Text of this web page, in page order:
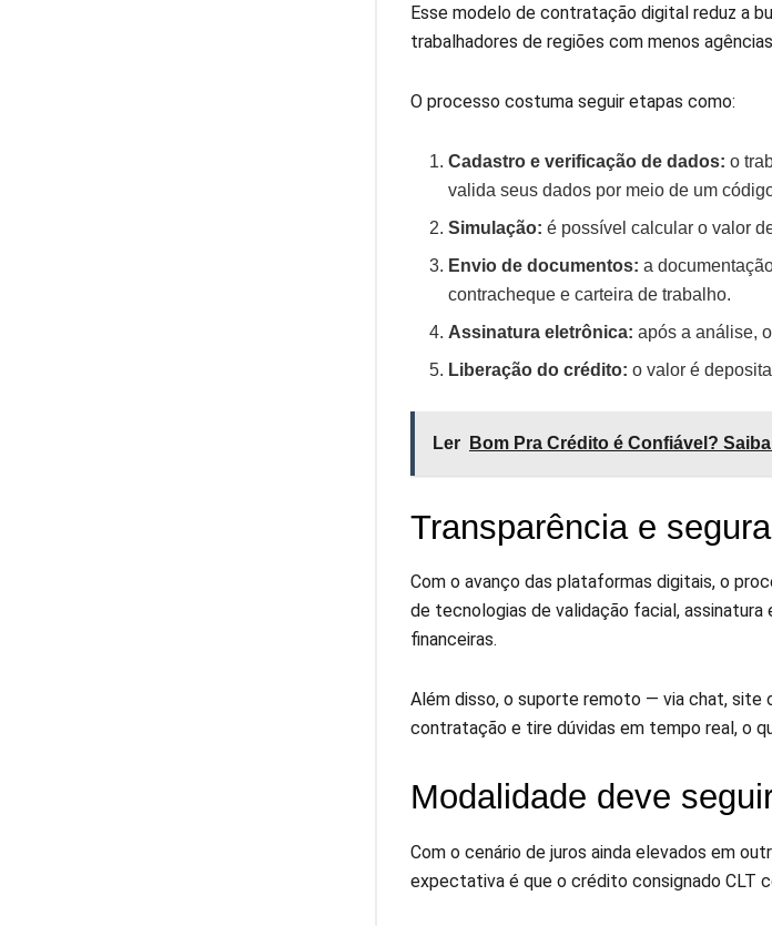
Esse modelo de contratação digital reduz a
trabalhadores de regiões com menos
O processo costuma seguir etapas como:
Cadastro e verificação de dados: o
valida seus dados por meio de um
Simulação: é possível calcular o valor
Envio de documentos: a
contracheque e carteira de trabalho.
Assinatura eletrônica: após a análise,
Liberação do crédito: o valor é
Ler Bom Pra Crédito é Confiável?
Transparência e
Com o avanço das plataformas digitais, o
de tecnologias de validação facial,
financeiras.
Além disso, o suporte remoto — via chat, site
contratação e tire dúvidas em tempo real, o
Modalidade deve
Com o cenário de juros ainda elevados em
expectativa é que o crédito consignado CLT